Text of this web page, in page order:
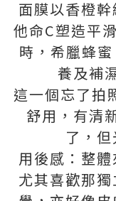
面膜以香橙
他命C塑造平
時，希臘蜂
養及補
這一個忘了拍
舒用，有清
了，
用後感：整
尤其喜歡那